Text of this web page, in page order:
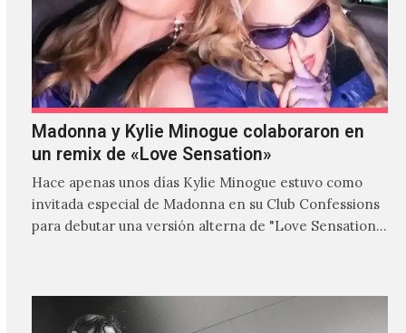
Madonna y Kylie Minogue colaboraron en
un remix de «Love Sensation»
Hace apenas unos días Kylie Minogue estuvo como
invitada especial de Madonna en su Club Confessions
para debutar una versión alterna de "Love Sensation",